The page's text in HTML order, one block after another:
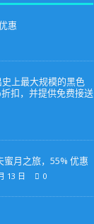
惠
上最大规模的黑色
扣，并提供免费接送
蜜月之旅，55% 优惠
13 日 0